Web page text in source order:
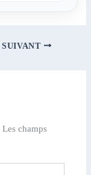
SUIVANT
Les champs